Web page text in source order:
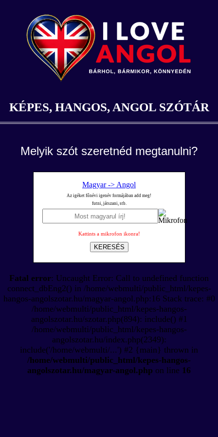
KÉPES, HANGOS, ANGOL SZÓTÁR
Melyik szót szeretnéd megtanulni?
Magyar -> Angol
Az igéket főnévi igenév formájában add meg!
futni, játszani, stb.
Kattints a mikrofon ikonra!
KERESÉS
Fatal error: Uncaught Error: Call to undefined function
connect_dbEng2() in /home/webmulti/public_html/kepes-
hangos-angolszotar.hu/magyar-angol.php:16 Stack trace: #0
/home/webmulti/public_html/kepes-hangos-
angolszotar.hu/szotar.php(894): include() #1
/home/webmulti/public_html/kepes-hangos-
angolszotar.hu/index.php(2349):
include('/home/webmulti/...') #2 {main} thrown in
/home/webmulti/public_html/kepes-hangos-
angolszotar.hu/magyar-angol.php on line 16